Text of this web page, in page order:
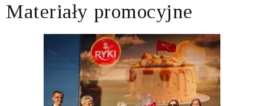
Materiały promocyjne